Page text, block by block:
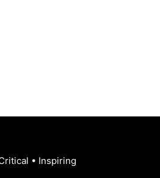
• Inspiring